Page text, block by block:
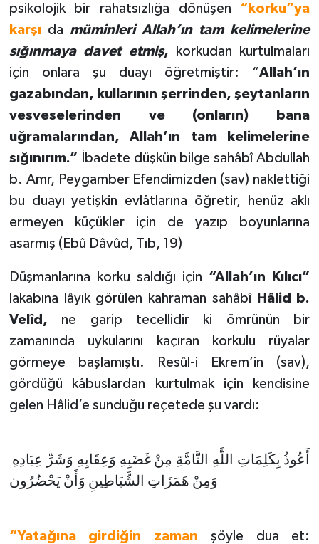
psikolojik bir rahatsızlığa dönüşen “korku”ya
karşı da müminleri Allah’ın tam kelimelerine
sığınmaya davet etmiş, korkudan kurtulmaları
için onlara şu duayı öğretmiştir: “Allah’ın
gazabından, kullarının şerrinden, şeytanların
vesveselerinden ve (onların) bana
uğramalarından, Allah’ın tam kelimelerine
sığınırım.” İbadete düşkün bilge sahâbî Abdullah
b. Amr, Peygamber Efendimizden (sav) naklettiği
bu duayı yetişkin evlâtlarına öğretir, henüz aklı
ermeyen küçükler için de yazıp boyunlarına
asarmış (Ebû Dâvûd, Tıb, 19)
Düşmanlarına korku saldığı için “Allah’ın Kılıcı”
lakabına lâyık görülen kahraman sahâbî Hâlid b.
Velîd, ne garip tecellidir ki ömrünün bir
zamanında uykularını kaçıran korkulu rüyalar
görmeye başlamıştı. Resûl-i Ekrem’in (sav),
gördüğü kâbuslardan kurtulmak için kendisine
gelen Hâlid’e sunduğu reçetede şu vardı:
أَعُوذُ بِكَلِمَاتِ اللَّهِ التَّامَّةِ مِنْ غَضَبِهِ وَعِقَابِهِ وَشَرِّ عِبَادِهِ
وَمِنْ هَمَزَاتِ الشَّيَاطِينِ وَأَنْ يَحْضُرُون
“Yatağına girdiğin zaman şöyle dua et: